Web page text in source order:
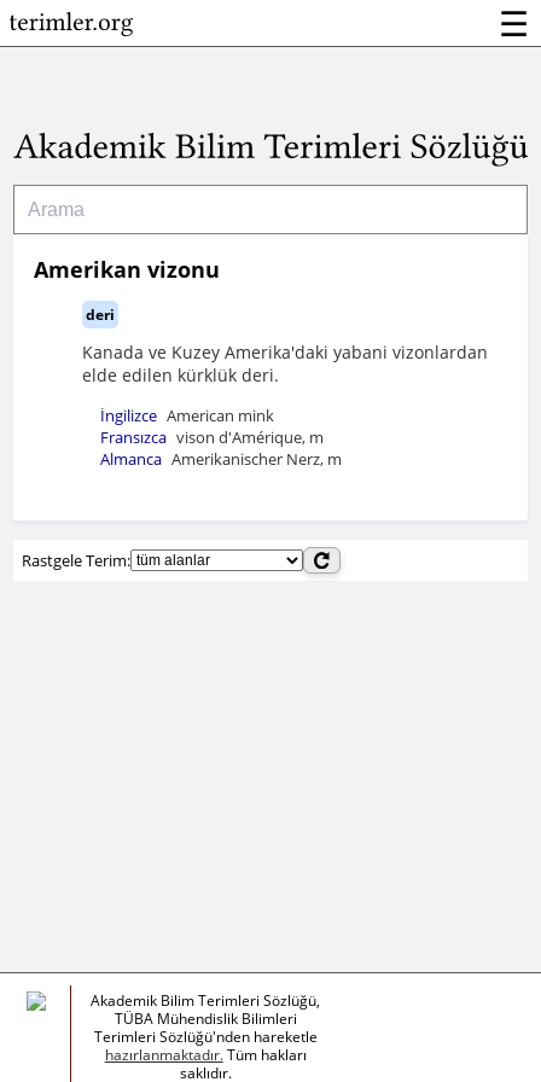
☰
Amerikan vizonu
deri
Kanada ve Kuzey Amerika'daki yabani vizonlardan
elde edilen kürklük deri.
İngilizce American mink
Fransızca vison d'Amérique, m
Almanca Amerikanischer Nerz, m
Rastgele Terim:
Akademik Bilim Terimleri Sözlüğü,
TÜBA Mühendislik Bilimleri
Terimleri Sözlüğü'nden hareketle
hazırlanmaktadır.Tüm hakları
saklıdır.